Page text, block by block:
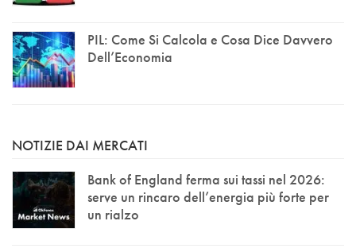
PIL: Come Si Calcola e Cosa Dice Davvero
Dell’Economia
NOTIZIE DAI MERCATI
Bank of England ferma sui tassi nel 2026:
serve un rincaro dell’energia più forte per
un rialzo